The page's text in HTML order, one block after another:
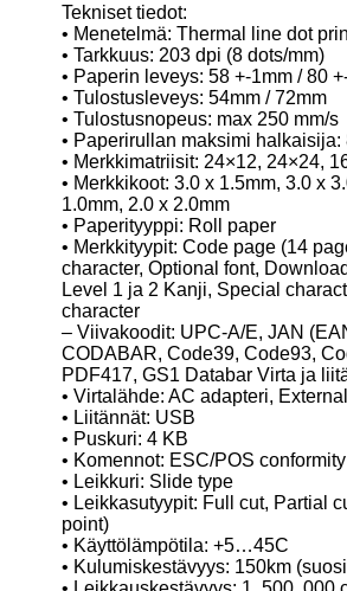
Tekniset tiedot:
• Menetelmä: Thermal line dot
• Tarkkuus: 203 dpi (8 dots/mm)
• Paperin leveys: 58 +-1mm / 80
• Tulostusleveys: 54mm / 72mm
• Tulostusnopeus: max 250 mm/s
• Paperirullan maksimi halkaisija:
• Merkkimatriisit: 24×12, 24×24,
• Merkkikoot: 3.0 x 1.5mm, 3.0 x
1.0mm, 2.0 x 2.0mm
• Paperityyppi: Roll paper
• Merkkityypit: Code page (14
character, Optional font,
Level 1 ja 2 Kanji, Special
character
– Viivakoodit: UPC-A/E, JAN
CODABAR, Code39, Code93,
PDF417, GS1 Databar Virta ja
• Virtalähde: AC adapteri,
• Liitännät: USB
• Puskuri: 4 KB
• Komennot: ESC/POS conformity
• Leikkuri: Slide type
• Leikkasutyypit: Full cut, Partial
point)
• Käyttölämpötila: +5…45C
• Kulumiskestävyys: 150km